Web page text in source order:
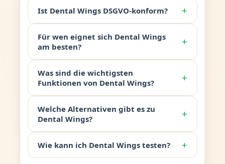
Ist Dental Wings DSGVO-konform? +
Für wen eignet sich Dental Wings
am besten?
+
Was sind die wichtigsten
Funktionen von Dental Wings?
+
Welche Alternativen gibt es zu
Dental Wings?
+
Wie kann ich Dental Wings testen? +